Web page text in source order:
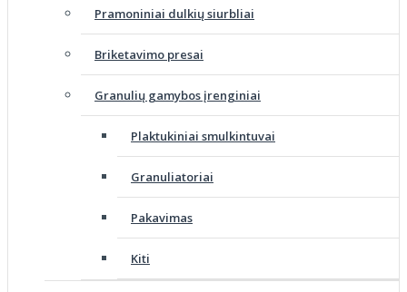
Pramoniniai dulkių siurbliai
Briketavimo presai
Granulių gamybos įrenginiai
Plaktukiniai smulkintuvai
Granuliatoriai
Pakavimas
Kiti